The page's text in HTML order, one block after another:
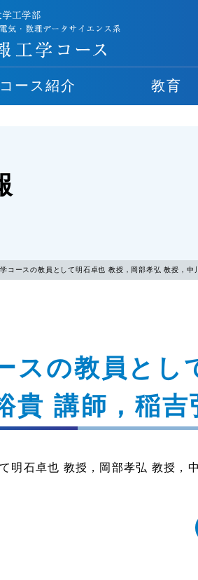
コース紹介 教育
コースの教員として明石卓也 教授，岡部孝弘 教授，
スの教員とし
貴 講師，稲
明石卓也 教授，岡部孝弘 教授，